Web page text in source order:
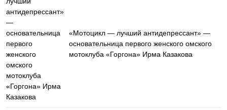
«Мотоцикл — лучший антидепрессант» —
основательница первого женского омского
мотоклуба «Горгона» Ирма Казакова